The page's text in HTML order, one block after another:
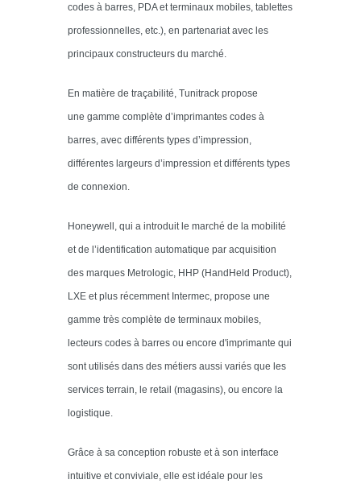
codes à barres, PDA et terminaux mobiles, tablettes
professionnelles, etc.), en partenariat avec les
principaux constructeurs du marché.
En matière de traçabilité, Tunitrack propose
une gamme complète d’imprimantes codes à
barres, avec différents types d’impression,
différentes largeurs d’impression et différents types
de connexion.
Honeywell, qui a introduit le marché de la mobilité
et de l’identification automatique par acquisition
des marques Metrologic, HHP (HandHeld Product),
LXE et plus récemment Intermec, propose une
gamme très complète de terminaux mobiles,
lecteurs codes à barres ou encore d'imprimante qui
sont utilisés dans des métiers aussi variés que les
services terrain, le retail (magasins), ou encore la
logistique.
Grâce à sa conception robuste et à son interface
intuitive et conviviale, elle est idéale pour les